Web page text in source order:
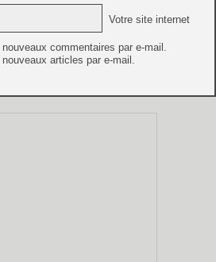
Votre site internet
commentaires par e-mail.
articles par e-mail.